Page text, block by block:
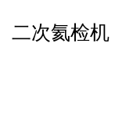
二次氦检机